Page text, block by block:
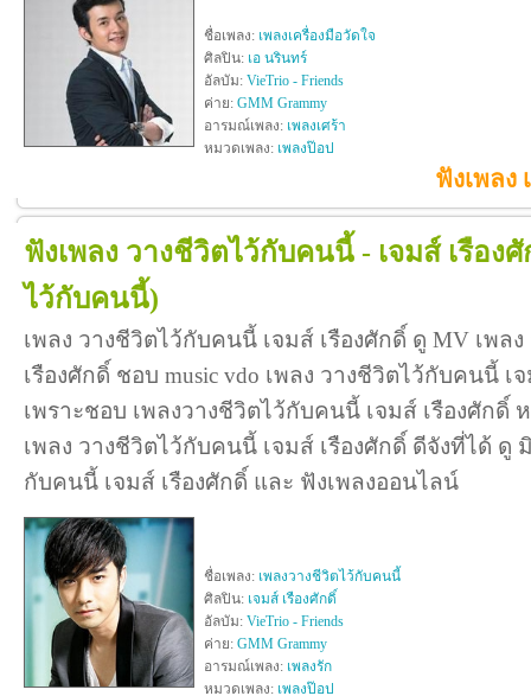
ชื่อเพลง: เพลงเครื่องมือวัดใจ
ศิลปิน: เอ นรินทร์
อัลบัม: VieTrio - Friends
ค่าย: GMM Grammy
อารมณ์เพลง: เพลงเศร้า
หมวดเพลง: เพลงป๊อป
ฟังเพลง
ฟังเพลง วางชีวิตไว้กับคนนี้ - เจมส์ เรือง
ไว้กับคนนี้)
เพลง วางชีวิตไว้กับคนนี้ เจมส์ เรืองศักดิ์ ดู MV เพล
เรืองศักดิ์ ชอบ music vdo เพลง วางชีวิตไว้กับคนนี้ เ
เพราะชอบ เพลงวางชีวิตไว้กับคนนี้ เจมส์ เรืองศักดิ์
เพลง วางชีวิตไว้กับคนนี้ เจมส์ เรืองศักดิ์ ดีจังที่ได้ ดู
กับคนนี้ เจมส์ เรืองศักดิ์ และ ฟังเพลงออนไลน์
ชื่อเพลง: เพลงวางชีวิตไว้กับคนนี้
ศิลปิน: เจมส์ เรืองศักดิ์
อัลบัม: VieTrio - Friends
ค่าย: GMM Grammy
อารมณ์เพลง: เพลงรัก
หมวดเพลง: เพลงป๊อป